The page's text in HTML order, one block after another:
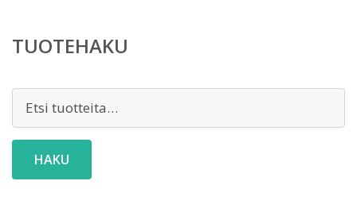
TUOTEHAKU
Etsi:
HAKU